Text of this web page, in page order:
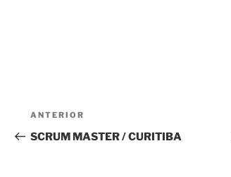
Navegação
de
Post
anterior
ANTERIOR
SCRUM MASTER / CURITIBA